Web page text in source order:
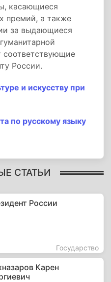
касающиеся
премий, а также
за выдающиеся
соответствующие
России.
и искусству при
по русскому языку
СТАТЬИ
России
Государство
Карен